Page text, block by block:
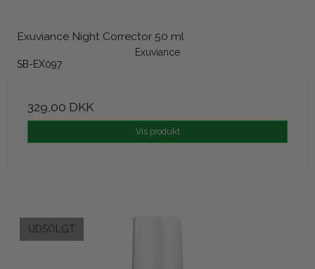
Exuviance Night Corrector 50 ml
Exuviance
SB-EX097
329,00 DKK
Vis produkt
UDSOLGT